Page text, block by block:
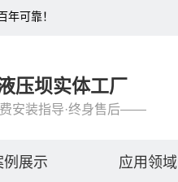
可靠！
压坝实体工厂
安装指导·终身售后——
例展示 应用领域